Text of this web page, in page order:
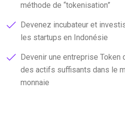
méthode de tokenisation
Devenez incubateur et
les startups en Indonésie
Devenir une entreprise
des actifs suffisants dans le
monnaie